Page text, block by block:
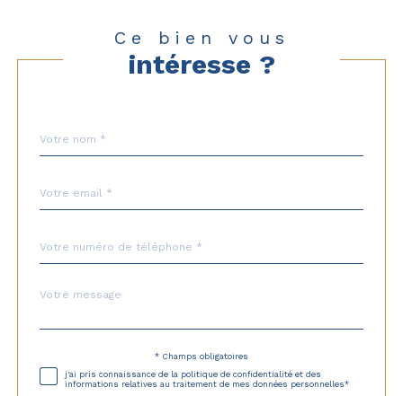
Ce bien vous
intéresse ?
*
*
*
Fieldset
Message
*
* Champs obligatoires
j'ai pris connaissance de la politique de confidentialité et des
informations relatives au traitement de mes données personnelles*